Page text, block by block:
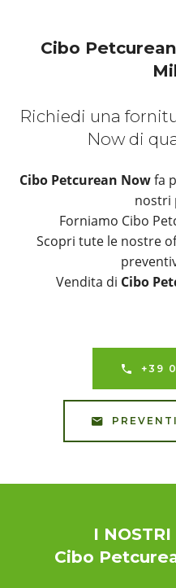
Cibo
Richiedi una
Now di
Cibo Petcurean Nowfa
nostri
Forniamo Cibo
Scopri tute le nostre
Vendita di Cibo
+39
I
Cibo